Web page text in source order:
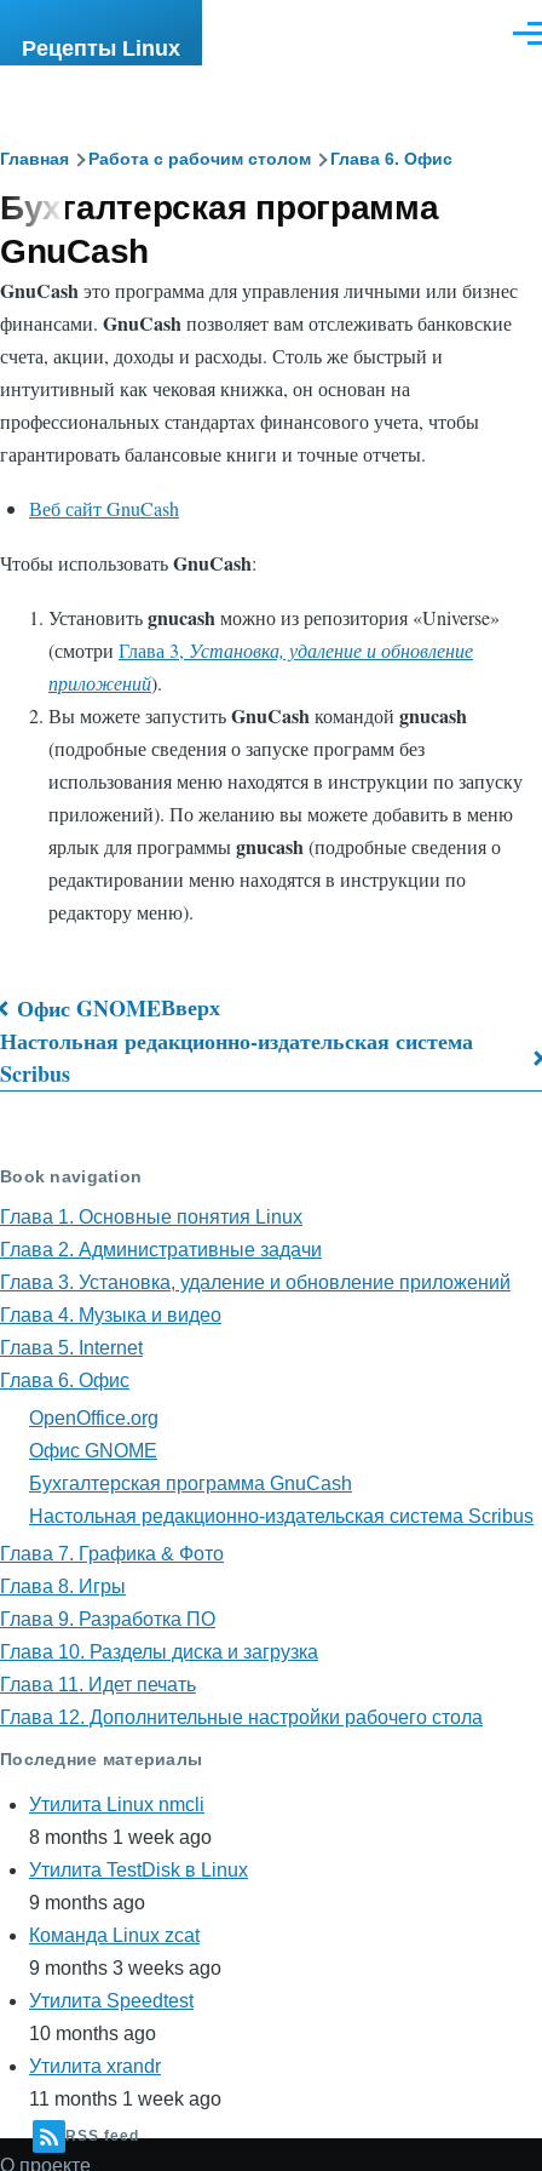
Рецепты Linux
Строка
навигации
Главная Работа с рабочим столом Глава 6. Офис
Бухгалтерская программа
GnuCash
GnuCashэто программа для управления личными или бизнес
финансами. GnuCashпозволяет вам отслеживать банковские
счета, акции, доходы и расходы. Столь же быстрый и
интуитивный как чековая книжка, он основан на
профессиональных стандартах финансового учета, чтобы
гарантировать балансовые книги и точные отчеты.
Веб сайт GnuCash
Чтобы использоватьGnuCash:
Установитьgnucashможно из репозитория «Universe»
(смотри Глава 3, Установка, удаление и обновление
приложений).
Вы можете запуститьGnuCashкомандой gnucash
(подробные сведения о запуске программ без
использования меню находятся в инструкции по запуску
приложений). По желанию вы можете добавить в меню
ярлык для программыgnucash(подробные сведения о
редактировании меню находятся в инструкции по
редактору меню).
Перекрёстные
ссылки
для
Бухгалтерская
программа
GnuCash
Офис GNOMEВверх
Настольная редакционно-издательская система
Scribus
Book navigation
Глава 1. Основные понятия Linux
Глава 2. Административные задачи
Глава 3. Установка, удаление и обновление приложений
Глава 4. Музыка и видео
Глава 5. Internet
Глава 6. Офис
OpenOffice.org
Офис GNOME
Бухгалтерская программа GnuCash
Настольная редакционно-издательская система Scribus
Глава 7. Графика & Фото
Глава 8. Игры
Глава 9. Разработка ПО
Глава 10. Разделы диска и загрузка
Глава 11. Идет печать
Глава 12. Дополнительные настройки рабочего стола
Последние материалы
Утилита Linux nmcli
8 months 1 week ago
Утилита TestDisk в Linux
9 months ago
Команда Linux zcat
9 months 3 weeks ago
Утилита Speedtest
10 months ago
Утилита xrandr
11 months 1 week ago
RSS feed
О проекте